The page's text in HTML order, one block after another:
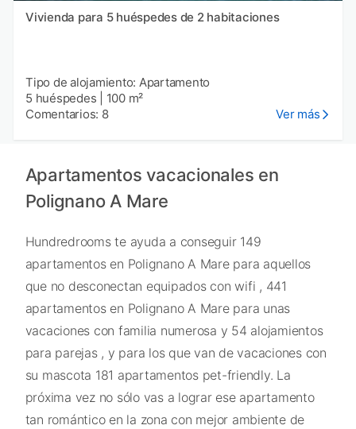
Vivienda para 5 huéspedes de 2 habitaciones
Tipo de alojamiento: Apartamento
5 huéspedes
100 m²
Comentarios: 8
Ver más
Apartamentos vacacionales en
Polignano A Mare
Hundredrooms te ayuda a conseguir 149
apartamentos en Polignano A Mare para aquellos
que no desconectan equipados con wifi , 441
apartamentos en Polignano A Mare para unas
vacaciones con familia numerosa y 54 alojamientos
para parejas , y para los que van de vacaciones con
su mascota 181 apartamentos pet-friendly. La
próxima vez no sólo vas a lograr ese apartamento
tan romántico en la zona con mejor ambiente de